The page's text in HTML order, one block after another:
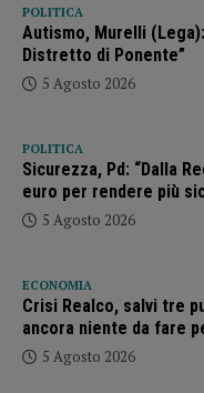
POLITICA
Autismo, Murelli
Distretto di Ponente”
5 Agosto 2026
POLITICA
Sicurezza, Pd: “Dalla
euro per rendere più
5 Agosto 2026
ECONOMIA
Crisi Realco, salvi tre
ancora niente da fare
5 Agosto 2026